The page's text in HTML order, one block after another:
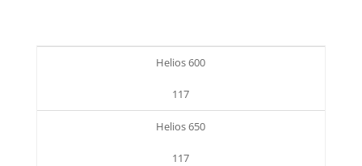
Helios 600
117
Helios 650
117